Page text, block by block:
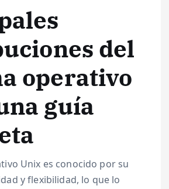
del
operativo
guía
Unix es conocido por su
y flexibilidad, lo que lo